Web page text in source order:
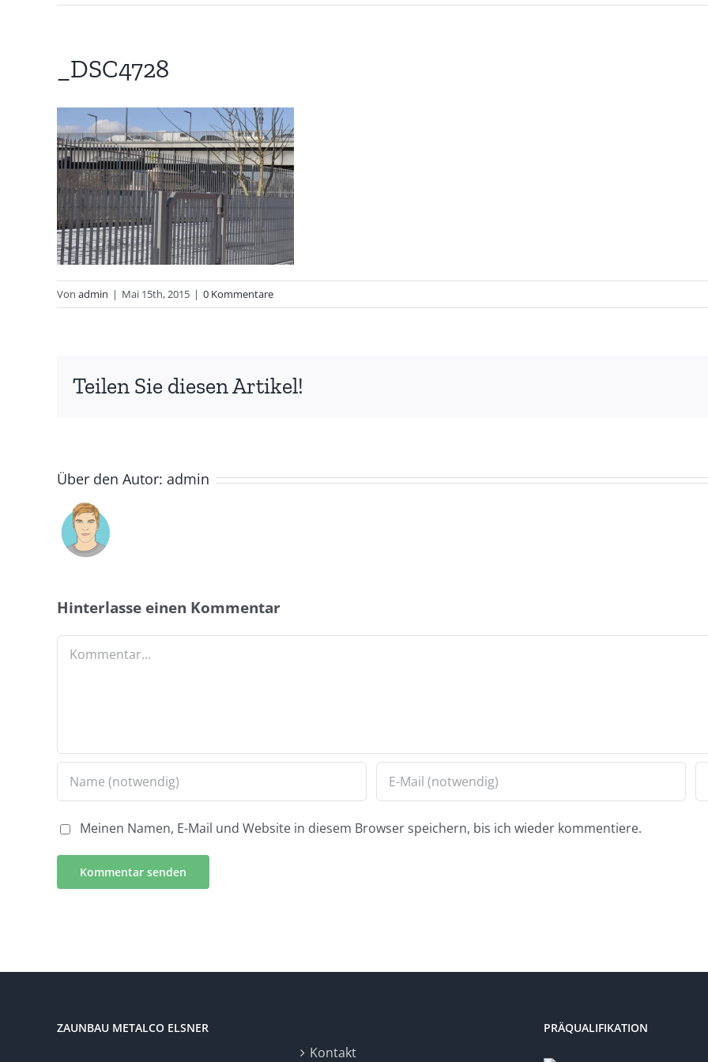
_DSC4728
Von admin | Mai 15th, 2015 | 0 Kommentare
Teilen Sie diesen Artikel!
Über den Autor: admin
Hinterlasse einen Kommentar
Kommentar
Meinen Namen, E-Mail und Website in diesem Browser speichern, bis ich wieder kommentiere.
ZAUNBAU METALCO ELSNER
Kontakt
PRÄQUALIFIKATION